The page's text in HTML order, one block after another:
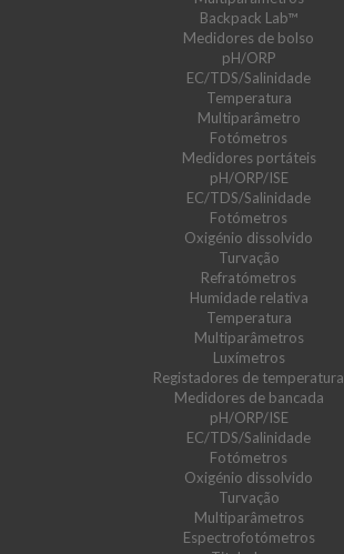
Backpack Lab™
Medidores de bolso
pH/ORP
EC/TDS/Salinidade
Temperatura
Multiparâmetro
Fotómetros
Medidores portáteis
pH/ORP/ISE
EC/TDS/Salinidade
Fotómetros
Oxigénio dissolvido
Turvação
Refratómetros
Humidade relativa
Temperatura
Multiparâmetros
Luxímetros
Registadores de temperatura
Medidores de bancada
pH/ORP/ISE
EC/TDS/Salinidade
Fotómetros
Oxigénio dissolvido
Turvação
Multiparâmetros
Espectrofotómetros